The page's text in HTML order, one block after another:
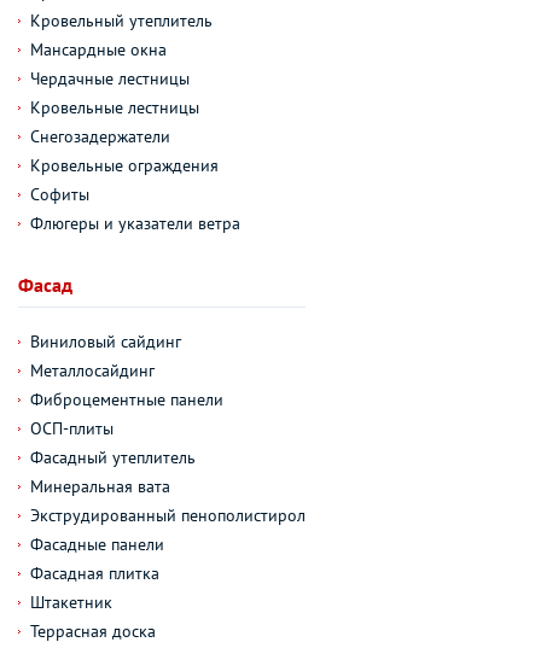
Кровельный утеплитель
Мансардные окна
Чердачные лестницы
Кровельные лестницы
Снегозадержатели
Кровельные ограждения
Софиты
Флюгеры и указатели ветра
Фасад
Виниловый сайдинг
Металлосайдинг
Фиброцементные панели
ОСП-плиты
Фасадный утеплитель
Минеральная вата
Экструдированный пенополистирол
Фасадные панели
Фасадная плитка
Штакетник
Террасная доска